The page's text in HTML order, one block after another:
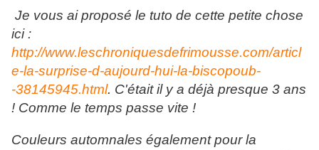
Je vous ai proposé le tuto de cette petite chose
ici :
http://www.leschroniquesdefrimousse.com/articl
e-la-surprise-d-aujourd-hui-la-biscopoub-
-38145945.html. C'était il y a déjà presque 3 ans
! Comme le temps passe vite !
Couleurs automnales également pour la